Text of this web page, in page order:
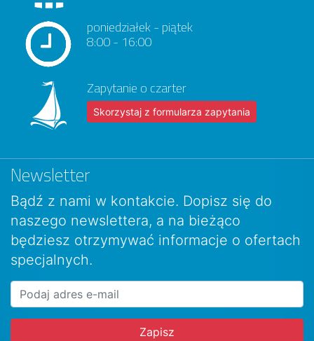
poniedziałek - piątek
8:00 - 16:00
Zapytanie o czarter
Skorzystaj z formularza zapytania
Newsletter
Bądź z nami w kontakcie. Dopisz się do
naszego newslettera, a na bieżąco
będziesz otrzymywać informacje o ofertach
specjalnych.